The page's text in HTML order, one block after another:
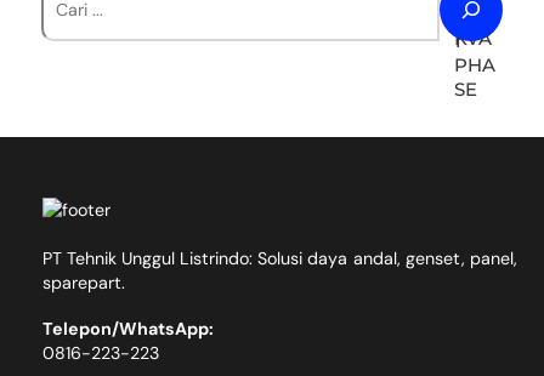
PT Tehnik Unggul Listrindo: Solusi daya andal, genset, panel,
sparepart.
Telepon/WhatsApp:
0816-223-223